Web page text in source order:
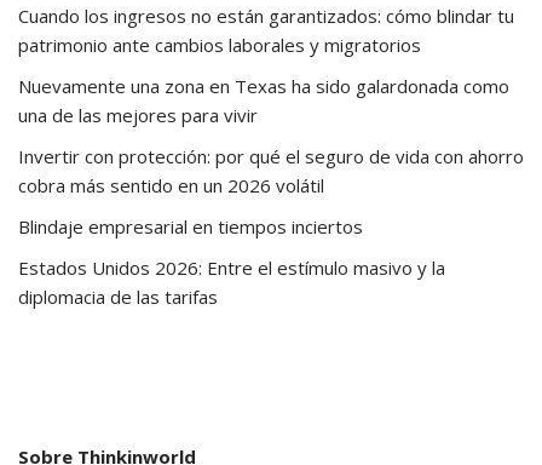
Cuando los ingresos no están garantizados: cómo blindar tu
patrimonio ante cambios laborales y migratorios
Nuevamente una zona en Texas ha sido galardonada como
una de las mejores para vivir
Invertir con protección: por qué el seguro de vida con ahorro
cobra más sentido en un 2026 volátil
Blindaje empresarial en tiempos inciertos
Estados Unidos 2026: Entre el estímulo masivo y la
diplomacia de las tarifas
Sobre Thinkinworld